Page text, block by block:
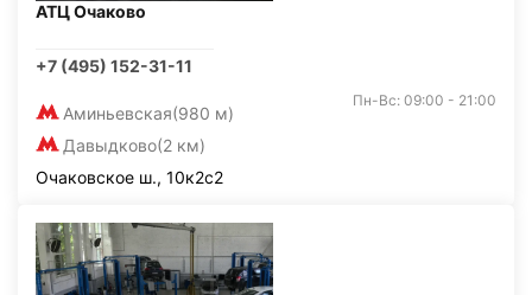
АТЦ Очаково
+7 (495) 152-31-11
Аминьевская(980 м)
Давыдково(2 км)
Пн-Вс: 09:00 - 21:00
Очаковское ш., 10к2с2